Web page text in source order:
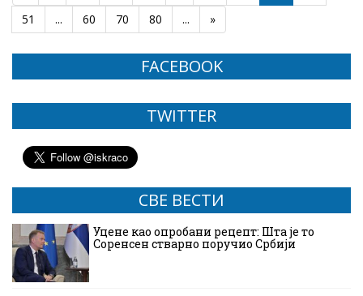
51
... 60 70 80 ... »
FACEBOOK
TWITTER
СВЕ ВЕСТИ
Уцене као опробани рецепт: Шта је то
Соренсен стварно поручио Србији